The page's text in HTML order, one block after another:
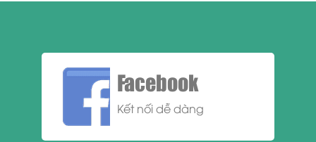
Facebook
Kết nối dễ dàng